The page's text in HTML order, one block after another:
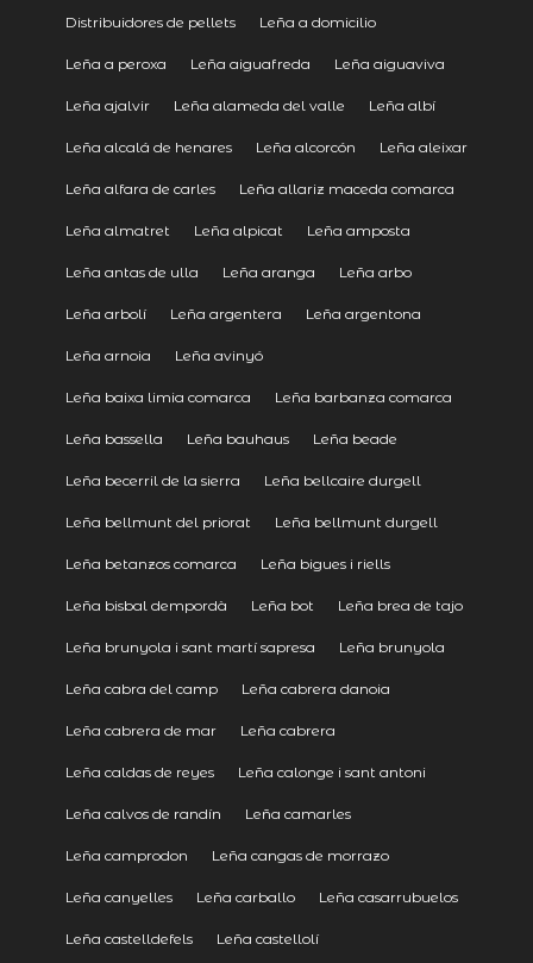
Distribuidores de pellets Leña a domicilio
Leña a peroxa Leña aiguafreda Leña aiguaviva
Leña ajalvir Leña alameda del valle Leña albí
Leña alcalá de henares Leña alcorcón Leña aleixar
Leña alfara de carles Leña allariz maceda comarca
Leña almatret Leña alpicat Leña amposta
Leña antas de ulla Leña aranga Leña arbo
Leña arbolí Leña argentera Leña argentona
Leña arnoia Leña avinyó
Leña baixa limia comarca Leña barbanza comarca
Leña bassella Leña bauhaus Leña beade
Leña becerril de la sierra Leña bellcaire durgell
Leña bellmunt del priorat Leña bellmunt durgell
Leña betanzos comarca Leña bigues i riells
Leña bisbal dempordà Leña bot Leña brea de tajo
Leña brunyola i sant martí sapresa Leña brunyola
Leña cabra del camp Leña cabrera danoia
Leña cabrera de mar Leña cabrera
Leña caldas de reyes Leña calonge i sant antoni
Leña calvos de randín Leña camarles
Leña camprodon Leña cangas de morrazo
Leña canyelles Leña carballo Leña casarrubuelos
Leña castelldefels Leña castellolí